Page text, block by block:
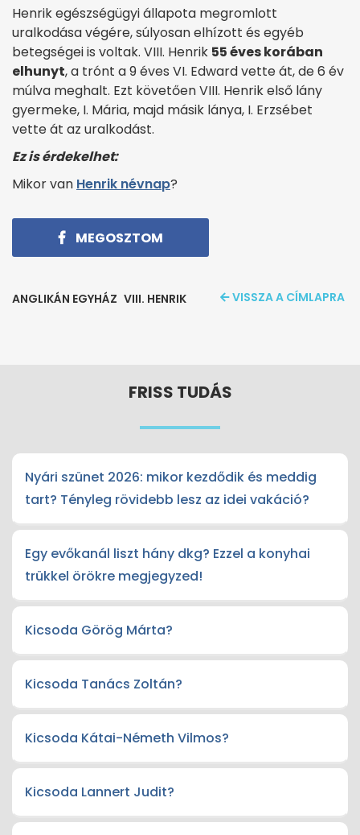
Henrik egészségügyi állapota megromlott
uralkodása végére, súlyosan elhízott és egyéb
betegségei is voltak. VIII. Henrik 55 éves korában
elhunyt, a trónt a 9 éves VI. Edward vette át, de 6 év
múlva meghalt. Ezt követően VIII. Henrik első lány
gyermeke, I. Mária, majd másik lánya, I. Erzsébet
vette át az uralkodást.
Ez is érdekelhet:
Mikor van Henrik névnap?
MEGOSZTOM
ANGLIKÁN EGYHÁZ VIII. HENRIK VISSZA A CÍMLAPRA
FRISS TUDÁS
Nyári szünet 2026: mikor kezdődik és meddig
tart? Tényleg rövidebb lesz az idei vakáció?
Egy evőkanál liszt hány dkg? Ezzel a konyhai
trükkel örökre megjegyzed!
Kicsoda Görög Márta?
Kicsoda Tanács Zoltán?
Kicsoda Kátai-Németh Vilmos?
Kicsoda Lannert Judit?